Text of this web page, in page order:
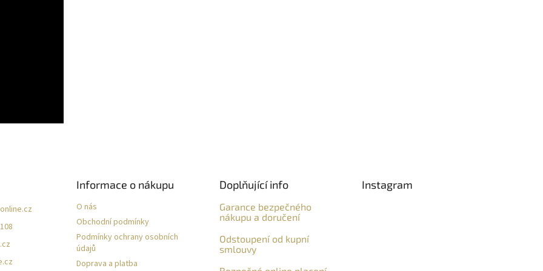
Informace o nákupu
O nás
Obchodní podmínky
Podmínky ochrany osobních
údajů
Doprava a platba
Doplňující info
Garance bezpečného
nákupu a doručení
Odstoupení od kupní
smlouvy
Instagram